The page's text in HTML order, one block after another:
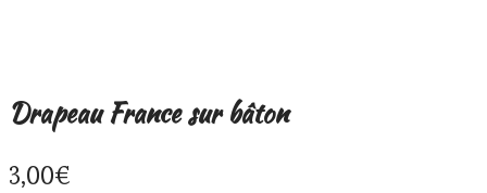
Drapeau France sur bâton
3,00€